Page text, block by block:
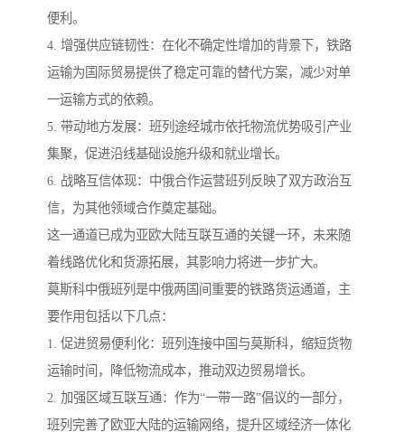
便利。
4. 增强供应链韧性：在化不确定性增加的背景下，铁路
运输为国际贸易提供了稳定可靠的替代方案，减少对单
一运输方式的依赖。
5. 带动地方发展：班列途经城市依托物流优势吸引产业
集聚，促进沿线基础设施升级和就业增长。
6. 战略互信体现：中俄合作运营班列反映了双方政治互
信，为其他领域合作奠定基础。
这一通道已成为亚欧大陆互联互通的关键一环，未来随
着线路优化和货源拓展，其影响力将进一步扩大。
莫斯科中俄班列是中俄两国间重要的铁路货运通道，主
要作用包括以下几点：
1. 促进贸易便利化：班列连接中国与莫斯科，缩短货物
运输时间，降低物流成本，推动双边贸易增长。
2. 加强区域互联互通：作为“一带一路”倡议的一部分，
班列完善了欧亚大陆的运输网络，提升区域经济一体化